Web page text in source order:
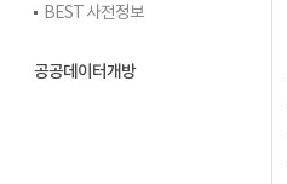
BEST 사전정보
공공데이터개방